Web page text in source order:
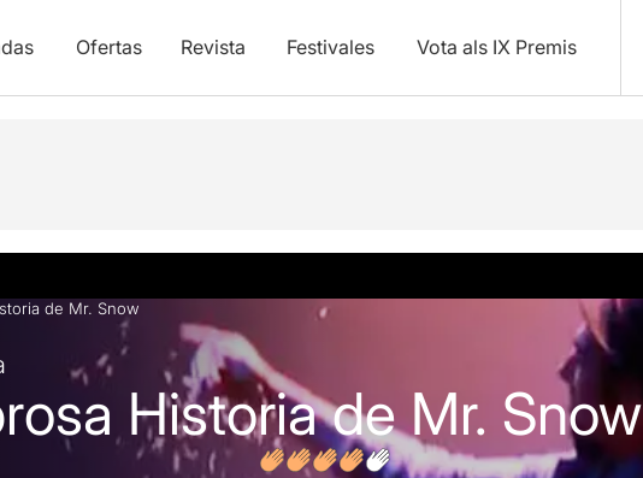
Ofertas Revista Festivales Vota als IX Premis
Fotos y vídeos Opiniones
de Mr. Snow
Historia de Mr. Snow